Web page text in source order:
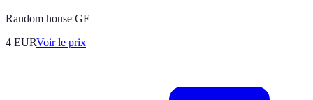
Random house GF
4 EURVoir le prix